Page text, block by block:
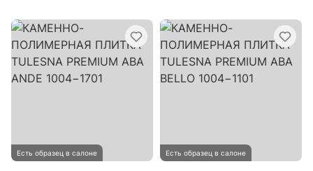
Есть образец в салоне Есть образец в салоне